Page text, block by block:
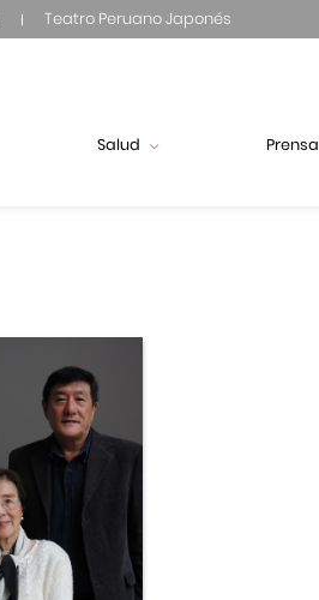
Teatro Peruano Japonés
Salud Prensa